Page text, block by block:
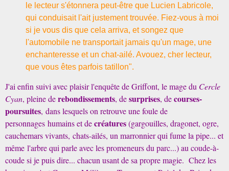
le lecteur s'étonnera peut-être que Lucien Labricole,
qui conduisait l'ait justement trouvée. Fiez-vous à moi
si je vous dis que cela arriva, et songez que
l'automobile ne transportait jamais qu'un mage, une
enchanteresse et un chat-ailé. Avouez, cher lecteur,
que vous êtes parfois tatillon".
J'ai enfin suivi avec plaisir l'enquête de Griffont, le mage du Cercle
Cyan, pleine derebondissements, desurprises, decourses-
poursuites, dans lesquels on retrouve une foule de
personnages humains et decréatures(gargouilles, dragonet, ogre,
cauchemars vivants, chats-ailés, un marronnier qui fume la pipe... et
même l'arbre qui parle avec les promeneurs du parc...) au coude-à-
coude si je puis dire... chacun usant de sa propre magie. Chez les